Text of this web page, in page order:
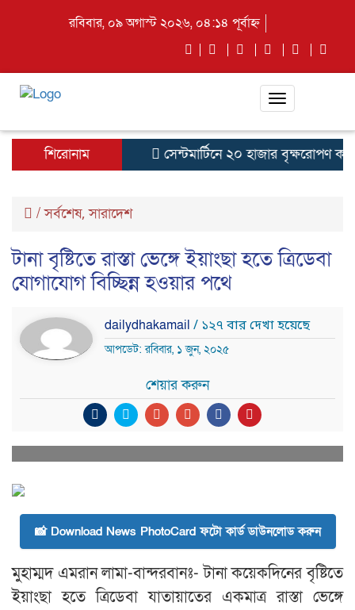
রবিবার, ০৯ অগাস্ট ২০২৬, ০৪:১৪ পূর্বাহ্ন
Toggle
শিরোনাম
সেন্টমার্টিনে ২০ হাজার বৃক্ষরোপণ
/সর্বশেষ,সারাদেশ
টানা বৃষ্টিতে রাস্তা ভেঙ্গে ইয়াংছা হতে ত্রিডেবা
যোগাযোগ বিচ্ছিন্ন হওয়ার পথে
dailydhakamail / ১২৭ বার দেখা হয়েছে
আপডেট: রবিবার, ১ জুন, ২০২৫
শেয়ার করুন
📸 Download News PhotoCard ফটো কার্ড ডাউনলোড করুন
মুহাম্মদ এমরান লামা-বান্দরবানঃ- টানা কয়েকদিনের বৃষ্টিতে
ইয়াংছা হতে ত্রিডেবা যাতায়াতের একমাত্র রাস্তা ভেঙ্গে